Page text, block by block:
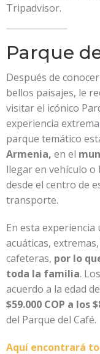
Tripadvisor.
Parque
Después de
bellos paisajes, le
visitar el icónico
experiencia extrema
parque temático
Armenia, en el
llegar en vehículo o
desde el centro de
transporte.
En esta
acuáticas,
cafeteras, por lo
toda la familia.
acuerdo a la edad
$59.000 COP a los
del Parque del Café.
Aquí encontrará